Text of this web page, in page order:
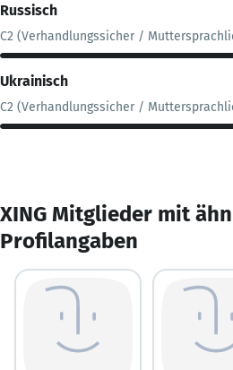
Russisch
C2 (Verhandlungssicher /
Ukrainisch
C2 (Verhandlungssicher /
XING Mitglieder mit
Profilangaben